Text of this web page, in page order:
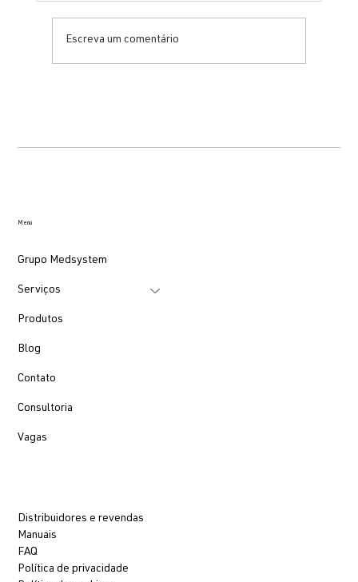
Escreva um comentário
Menu
Grupo Medsystem
Serviços
Produtos
Blog
Contato
Consultoria
Vagas
Distribuidores e revendas
Manuais
FAQ
Política de privacidade